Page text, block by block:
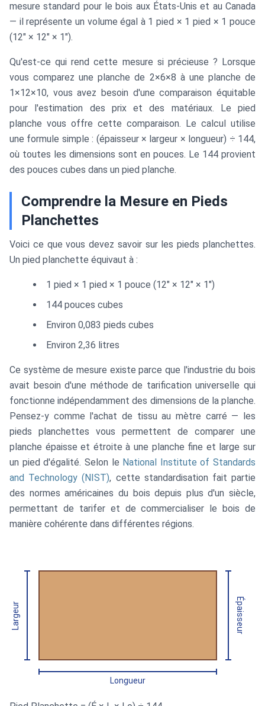
mesure standard pour le bois aux États-Unis et au Canada
— il représente un volume égal à 1 pied × 1 pied × 1 pouce
(12" × 12" × 1").
Qu'est-ce qui rend cette mesure si précieuse ? Lorsque
vous comparez une planche de 2×6×8 à une planche de
1×12×10, vous avez besoin d'une comparaison équitable
pour l'estimation des prix et des matériaux. Le pied
planche vous offre cette comparaison. Le calcul utilise
une formule simple : (épaisseur × largeur × longueur) ÷ 144,
où toutes les dimensions sont en pouces. Le 144 provient
des pouces cubes dans un pied planche.
Comprendre la Mesure en Pieds
Planchettes
Voici ce que vous devez savoir sur les pieds planchettes.
Un pied planchette équivaut à :
1 pied × 1 pied × 1 pouce (12" × 12" × 1")
144 pouces cubes
Environ 0,083 pieds cubes
Environ 2,36 litres
Ce système de mesure existe parce que l'industrie du bois
avait besoin d'une méthode de tarification universelle qui
fonctionne indépendamment des dimensions de la planche.
Pensez-y comme l'achat de tissu au mètre carré — les
pieds planchettes vous permettent de comparer une
planche épaisse et étroite à une planche fine et large sur
un pied d'égalité. Selon le National Institute of Standards
and Technology (NIST), cette standardisation fait partie
des normes américaines du bois depuis plus d'un siècle,
permettant de tarifer et de commercialiser le bois de
manière cohérente dans différentes régions.
Longueur
Largeur Épaisseur